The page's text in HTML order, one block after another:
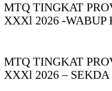
MTQ TINGKAT
XXXl 2026 -WABUP
MTQ TINGKAT
XXXl 2026 –